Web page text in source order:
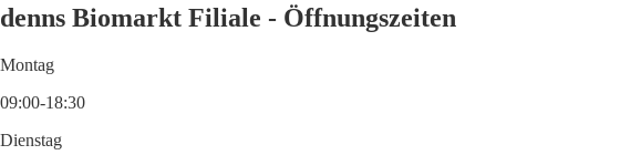
denns Biomarkt Filiale - Öffnungszeiten
Montag
09:00-18:30
Dienstag